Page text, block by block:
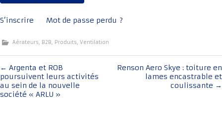
S’inscrire Mot de passe perdu ?
Aérateurs, B2B, Produits, Ventilation
Navigation
de
l'article
← Argenta et ROB
poursuivent leurs activités
au sein de la nouvelle
société « ARLU »
Renson Aero Skye : toiture en
lames encastrable et
coulissante →